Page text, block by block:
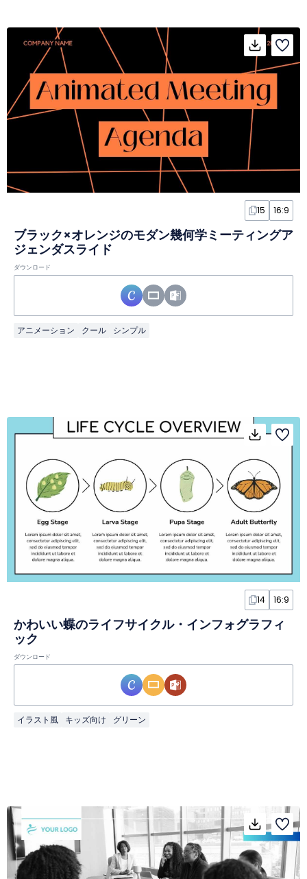
15 16:9
ブラック×オレンジのモダン幾何学ミーティングア
ジェンダスライド
ダウンロード
アニメーション クール シンプル
14 16:9
かわいい蝶のライフサイクル・インフォグラフィ
ック
ダウンロード
イラスト風 キッズ向け グリーン